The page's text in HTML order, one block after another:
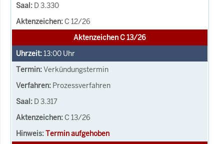
D 3.330
C 12/26
Aktenzeichen C 13/26
13:00 Uhr
Verkündungstermin
Prozessverfahren
D 3.317
C 13/26
Termin aufgehoben